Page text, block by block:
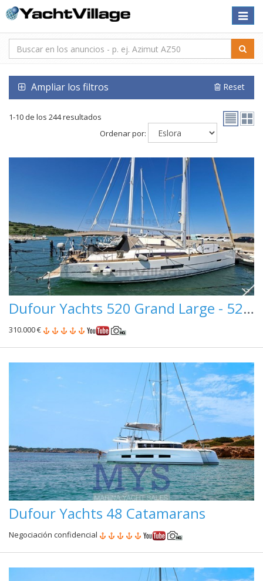
Toggle
Ampliar los filtros Reset
1-10 de los 244 resultados
Ordenar por:
Dufour Yachts 520 Grand Large - 520 Gl
310.000 €
Dufour Yachts 48 Catamarans
Negociación confidencial